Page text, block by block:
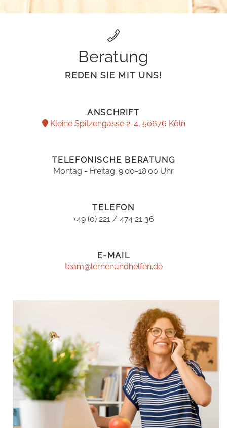
Beratung
REDEN SIE MIT UNS!
ANSCHRIFT
Kleine Spitzengasse 2-4, 50676 Köln
TELEFONISCHE BERATUNG
Montag - Freitag: 9.00-18.00 Uhr
TELEFON
+49 (0) 221 / 474 21 36
E-MAIL
team@lernenundhelfen.de